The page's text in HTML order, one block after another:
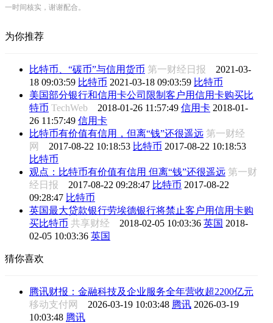
一时间核实，谢谢配合。
为你推荐
比特币、“碳币”与信用货币 第一财经日报 2021-03-
18 09:03:59 比特币 2021-03-18 09:03:59 比特币
美国部分银行和信用卡公司限制客户用信用卡购买比
特币 TechWeb 2018-01-26 11:57:49 信用卡 2018-01-
26 11:57:49 信用卡
比特币有价值有信用，但离“钱”还很遥远 第一财经
网 2017-08-22 10:18:53 比特币 2017-08-22 10:18:53
比特币
观点：比特币有价值有信用 但离“钱”还很遥远 第一财
经日报 2017-08-22 09:28:47 比特币 2017-08-22
09:28:47 比特币
英国最大贷款银行劳埃德银行将禁止客户用信用卡购
买比特币 共享财经 2018-02-05 10:03:36 英国 2018-
02-05 10:03:36 英国
猜你喜欢
腾讯财报：金融科技及企业服务全年营收超2200亿元
移动支付网 2026-03-19 10:03:48 腾讯 2026-03-19
10:03:48 腾讯